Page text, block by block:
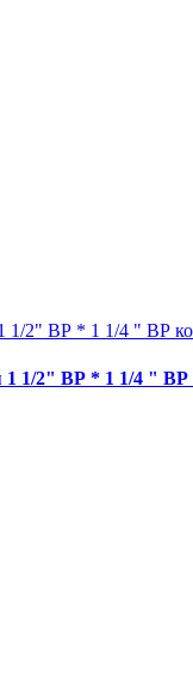
1 1/2" ВР * 1 1/4 "